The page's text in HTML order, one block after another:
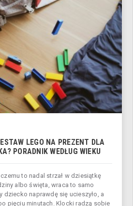
LEGO NA PREZENT DLA
PORADNIK WEDŁUG WIEKU
to nadal strzał w dziesiątkę
albo święta, wraca to samo
dziecko naprawdę się ucieszyło, a
pięciu minutach. Klocki radzą sobie